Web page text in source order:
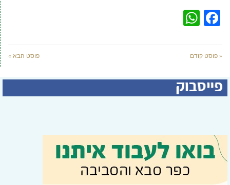
Facebook
« פוסט קודם פוסט הבא »